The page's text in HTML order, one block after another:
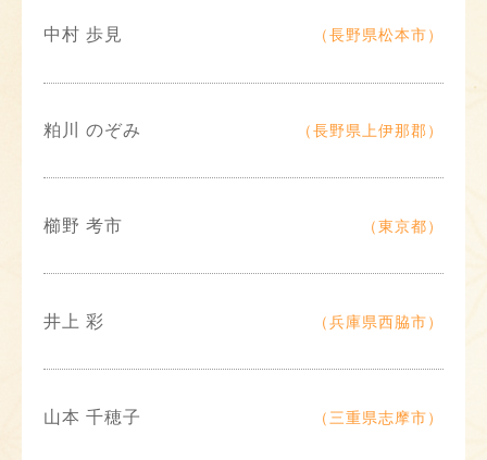
中村 歩見 （長野県松本市）
粕川 のぞみ （長野県上伊那郡）
櫛野 考市 （東京都）
井上 彩 （兵庫県西脇市）
山本 千穂子 （三重県志摩市）